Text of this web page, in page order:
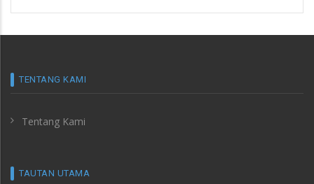
TENTANG KAMI
Tentang Kami
TAUTAN UTAMA